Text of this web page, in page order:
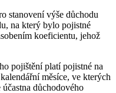
stanovení výše důchodu
na který bylo pojistné
koeficientu, jehož
pojištění platí pojistné na
měsíce, ve kterých
důchodového